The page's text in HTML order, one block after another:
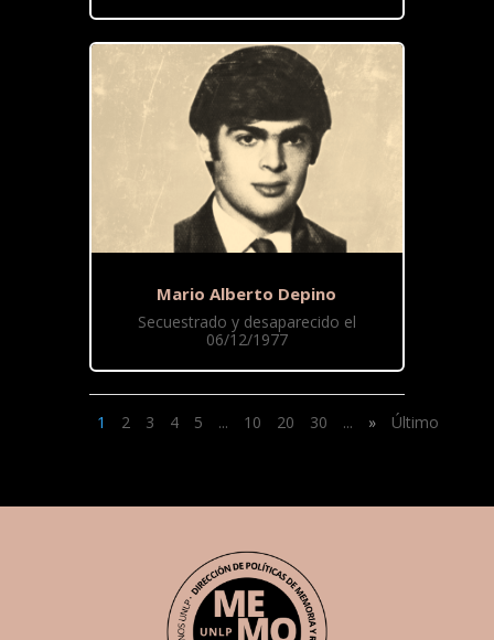
Mario Alberto Depino
Secuestrado y desaparecido el
06/12/1977
1 2 3 4 5 ... 10 20 30 ... » Último